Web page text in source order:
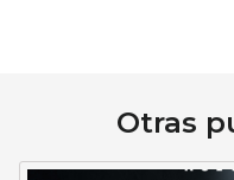
Otras